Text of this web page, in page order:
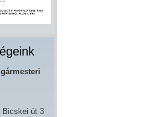
Bicskei út 3